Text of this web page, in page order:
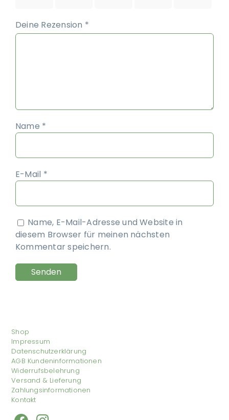
Deine Rezension *
Name *
E-Mail *
Name, E-Mail-Adresse und Website in
diesem Browser für meinen nächsten
Kommentar speichern.
Shop
Impressum
Datenschutzerklärung
AGB Kundeninformationen
Widerrufsbelehrung
Versand & Lieferung
Zahlungsinformationen
Kontakt